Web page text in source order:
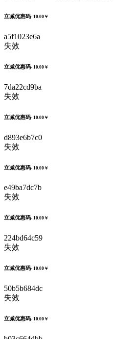
立减优惠码- 10.00￥
a5f1023e6a
失效
立减优惠码- 10.00￥
7da22cd9ba
失效
立减优惠码- 10.00￥
d893e6b7c0
失效
立减优惠码- 10.00￥
e49ba7dc7b
失效
立减优惠码- 10.00￥
224bd64c59
失效
立减优惠码- 10.00￥
50b5b684dc
失效
立减优惠码- 10.00￥